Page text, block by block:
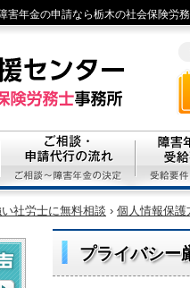
社労士に無料相談 › 個人情報保護
プライバシー
害年金の申請なら栃木の社会保険労